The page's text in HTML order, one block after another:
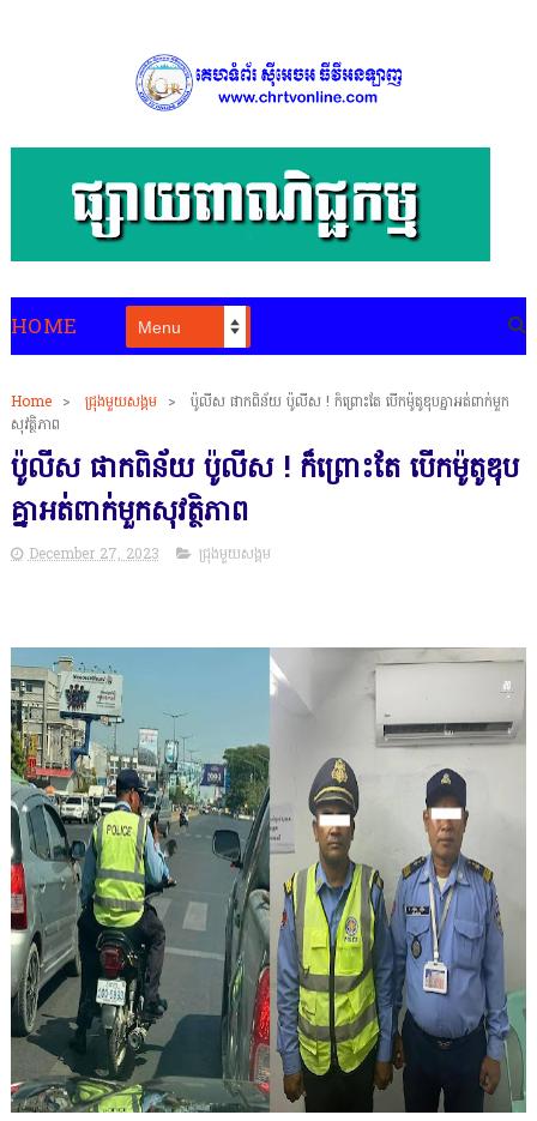
HOME
Home > ជ្រុងមួយសង្គម >
ប៉ូលីស ផាកពិន័យ ប៉ូលីស ! ក៏ព្រោះតែ បើកម៉ូតូឌុបគ្នាអត់ពាក់មួក
សុវត្ថិភាព
ប៉ូលីស ផាកពិន័យ ប៉ូលីស ! ក៏ព្រោះតែ បើកម៉ូតូឌុប
គ្នាអត់ពាក់មួកសុវត្ថិភាព
December 27, 2023 ជ្រុងមួយសង្គម